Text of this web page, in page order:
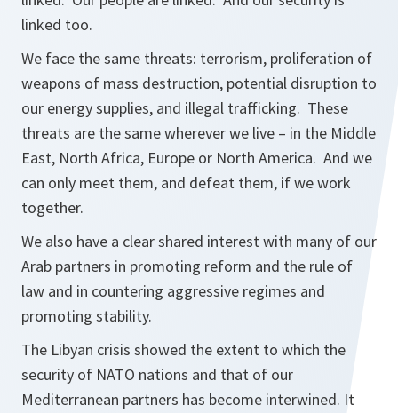
linked too.
We face the same threats: terrorism, proliferation of
weapons of mass destruction, potential disruption to
our energy supplies, and illegal trafficking. These
threats are the same wherever we live – in the Middle
East, North Africa, Europe or North America. And we
can only meet them, and defeat them, if we work
together.
We also have a clear shared interest with many of our
Arab partners in promoting reform and the rule of
law and in countering aggressive regimes and
promoting stability.
The Libyan crisis showed the extent to which the
security of NATO nations and that of our
Mediterranean partners has become interwined. It